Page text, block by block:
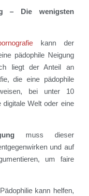
– Die wenigsten
kann der
pädophile Neigung
liegt der Anteil an
die eine pädophile
bei unter 10
Welt oder eine
muss dieser
und auf
um faire
kann helfen,